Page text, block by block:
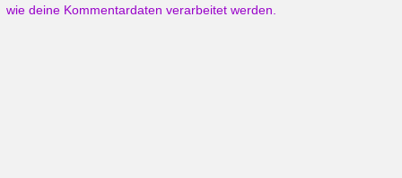
wie deine Kommentardaten verarbeitet werden.